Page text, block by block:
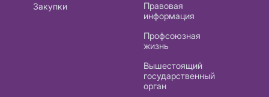
Закупки
Правовая
информация
Профсоюзная
жизнь
Вышестоящий
государственный
орган